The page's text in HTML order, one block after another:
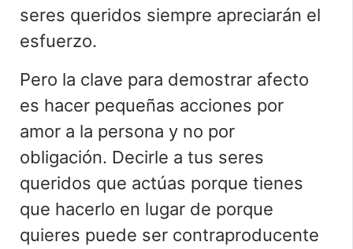
seres queridos siempre apreciarán el
esfuerzo.
Pero la clave para demostrar afecto
es hacer pequeñas acciones por
amor a la persona y no por
obligación. Decirle a tus seres
queridos que actúas porque tienes
que hacerlo en lugar de porque
quieres puede ser contraproducente